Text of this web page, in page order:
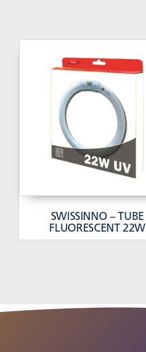
SWISSINNO – TUBE
FLUORESCENT 22W